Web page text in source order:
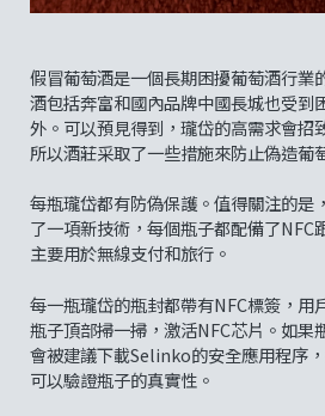
假冒葡萄酒是一個長期困擾葡萄酒行業
酒包括奔富和國內品牌中國長城也受到
外。可以預見得到，瓏岱的高需求會招
所以酒莊采取了一些措施來防止偽造葡
每瓶瓏岱都有防偽保護。值得關注的是
了一項新技術，每個瓶子都配備了NFC
主要用於無線支付和旅行。
每一瓶瓏岱的瓶封都帶有NFC標簽，用
瓶子頂部掃一掃，激活NFC芯片。如果
會被建議下載Selinko的安全應用程序
可以驗證瓶子的真實性。